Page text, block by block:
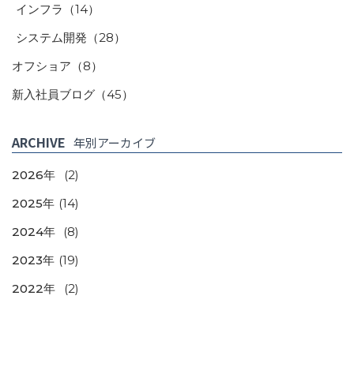
インフラ （14）
システム開発 （28）
オフショア （8）
新入社員ブログ （45）
ARCHIVE 年別アーカイブ
2026年
(2)
2025年 (14)
2024年
(8)
2023年 (19)
2022年
(2)